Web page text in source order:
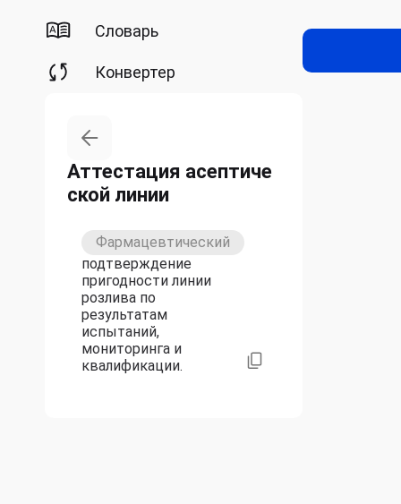
Словарь
Конвертер
Аттестация асептиче
ской линии
Фармацевтический
подтверждение
пригодности линии
розлива по
результатам
испытаний,
мониторинга и
квалификации.